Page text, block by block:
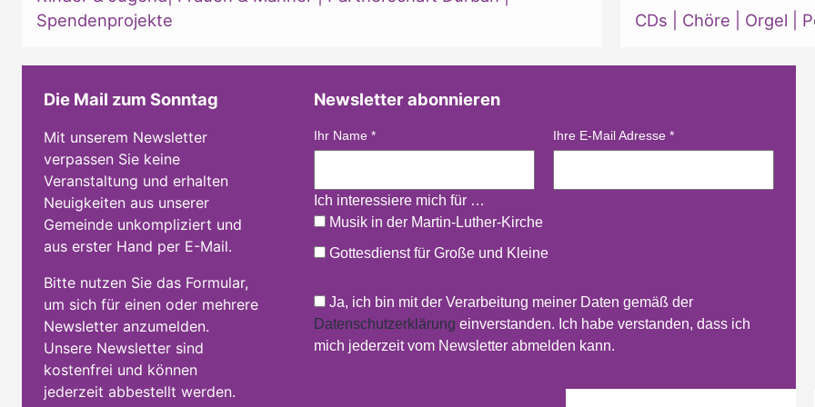
Spendenprojekte
CDs Chöre Orgel
Die Mail zum Sonntag
Mit unserem Newsletter
verpassen Sie keine
Veranstaltung und erhalten
Neuigkeiten aus unserer
Gemeinde unkompliziert und
aus erster Hand per E-Mail.
Bitte nutzen Sie das Formular,
um sich für einen oder mehrere
Newsletter anzumelden.
Unsere Newsletter sind
kostenfrei und können
jederzeit abbestellt werden.
Newsletter abonnieren
Ihr Name * Ihre E-Mail Adresse *
Ich interessiere mich für …
Musik in der Martin-Luther-Kirche
Gottesdienst für Große und Kleine
Ja, ich bin mit der Verarbeitung meiner Daten gemäß der
Datenschutzerklärung einverstanden. Ich habe verstanden, dass ich
mich jederzeit vom Newsletter abmelden kann.